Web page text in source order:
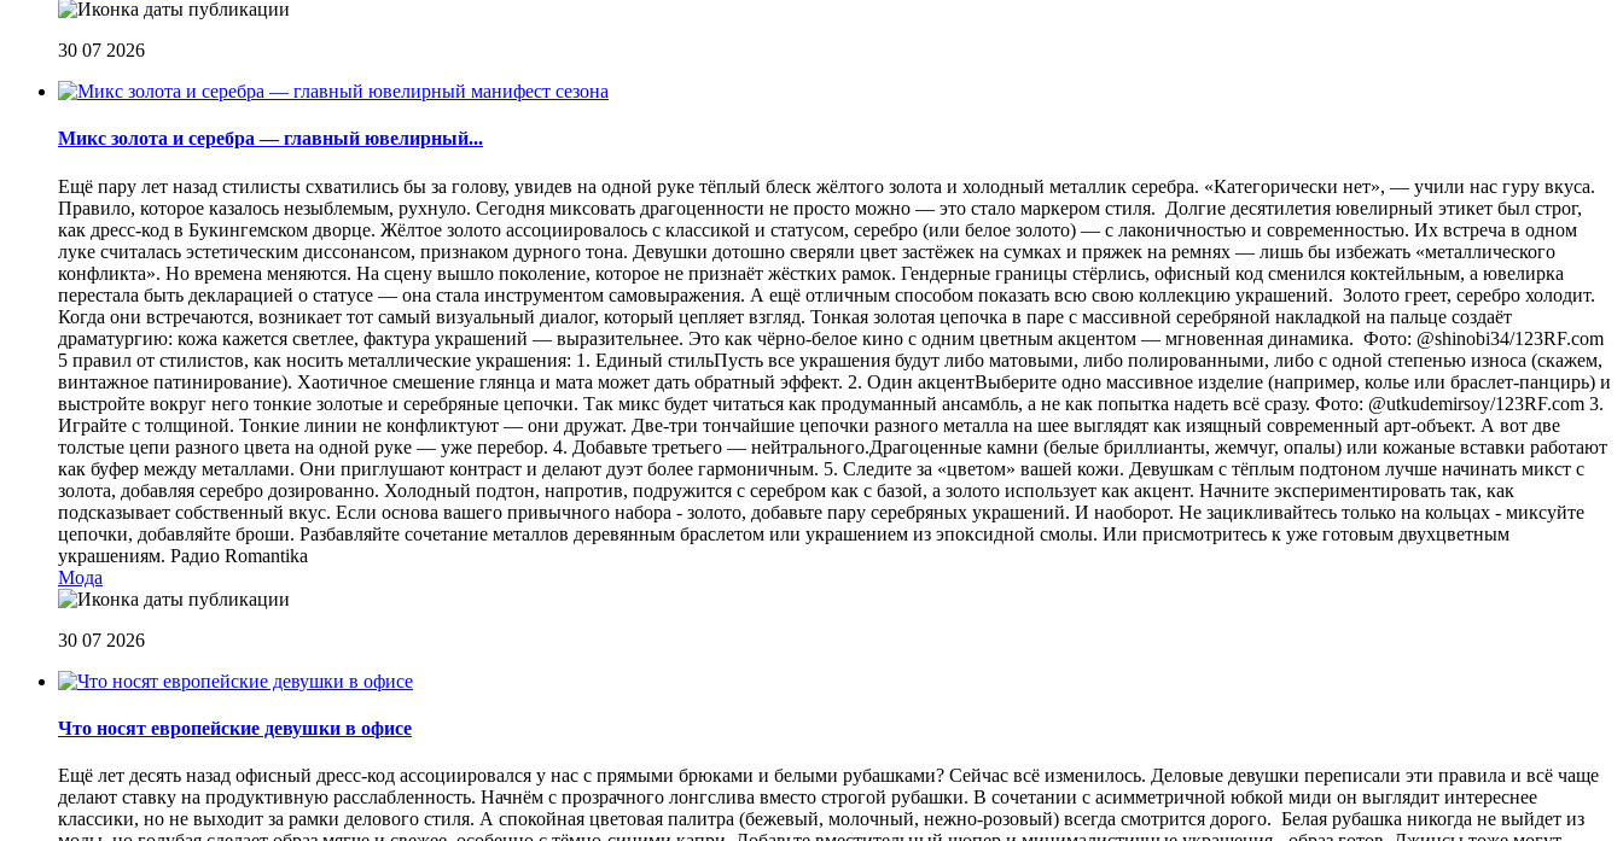
30 07 2026
Микс золота и серебра — главный ювелирный...
Ещё пару лет назад стилисты схватились бы за голову, увидев на одной руке тёплый блеск жёлтого золота и холодный металлик серебра. «Категорически нет», — учили нас гуру вкуса.
Правило, которое казалось незыблемым, рухнуло. Сегодня миксовать драгоценности не просто можно — это стало маркером стиля. Долгие десятилетия ювелирный этикет был строг,
как дресс-код в Букингемском дворце. Жёлтое золото ассоциировалось с классикой и статусом, серебро (или белое золото) — с лаконичностью и современностью. Их встреча в одном
луке считалась эстетическим диссонансом, признаком дурного тона. Девушки дотошно сверяли цвет застёжек на сумках и пряжек на ремнях — лишь бы избежать «металлического
конфликта». Но времена меняются. На сцену вышло поколение, которое не признаёт жёстких рамок. Гендерные границы стёрлись, офисный код сменился коктейльным, а ювелирка
перестала быть декларацией о статусе — она стала инструментом самовыражения. А ещё отличным способом показать всю свою коллекцию украшений. Золото греет, серебро холодит.
Когда они встречаются, возникает тот самый визуальный диалог, который цепляет взгляд. Тонкая золотая цепочка в паре с массивной серебряной накладкой на пальце создаёт
драматургию: кожа кажется светлее, фактура украшений — выразительнее. Это как чёрно-белое кино с одним цветным акцентом — мгновенная динамика. Фото: @shinobi34/123RF.com
5 правил от стилистов, как носить металлические украшения: 1. Единый стильПусть все украшения будут либо матовыми, либо полированными, либо с одной степенью износа (скажем,
винтажное патинирование). Хаотичное смешение глянца и мата может дать обратный эффект. 2. Один акцентВыберите одно массивное изделие (например, колье или браслет-панцирь) и
выстройте вокруг него тонкие золотые и серебряные цепочки. Так микс будет читаться как продуманный ансамбль, а не как попытка надеть всё сразу. Фото: @utkudemirsoy/123RF.com 3.
Играйте с толщиной. Тонкие линии не конфликтуют — они дружат. Две-три тончайшие цепочки разного металла на шее выглядят как изящный современный арт-объект. А вот две
толстые цепи разного цвета на одной руке — уже перебор. 4. Добавьте третьего — нейтрального.Драгоценные камни (белые бриллианты, жемчуг, опалы) или кожаные вставки работают
как буфер между металлами. Они приглушают контраст и делают дуэт более гармоничным. 5. Следите за «цветом» вашей кожи. Девушкам с тёплым подтоном лучше начинать микст с
золота, добавляя серебро дозированно. Холодный подтон, напротив, подружится с серебром как с базой, а золото использует как акцент. Начните экспериментировать так, как
подсказывает собственный вкус. Если основа вашего привычного набора - золото, добавьте пару серебряных украшений. И наоборот. Не зацикливайтесь только на кольцах - миксуйте
цепочки, добавляйте броши. Разбавляйте сочетание металлов деревянным браслетом или украшением из эпоксидной смолы. Или присмотритесь к уже готовым двухцветным
украшениям. Радио Romantika
Мода
30 07 2026
Что носят европейские девушки в офисе
Ещё лет десять назад офисный дресс-код ассоциировался у нас с прямыми брюками и белыми рубашками? Сейчас всё изменилось. Деловые девушки переписали эти правила и всё чаще
делают ставку на продуктивную расслабленность. Начнём с прозрачного лонгслива вместо строгой рубашки. В сочетании с асимметричной юбкой миди он выглядит интереснее
классики, но не выходит за рамки делового стиля. А спокойная цветовая палитра (бежевый, молочный, нежно-розовый) всегда смотрится дорого. Белая рубашка никогда не выйдет из